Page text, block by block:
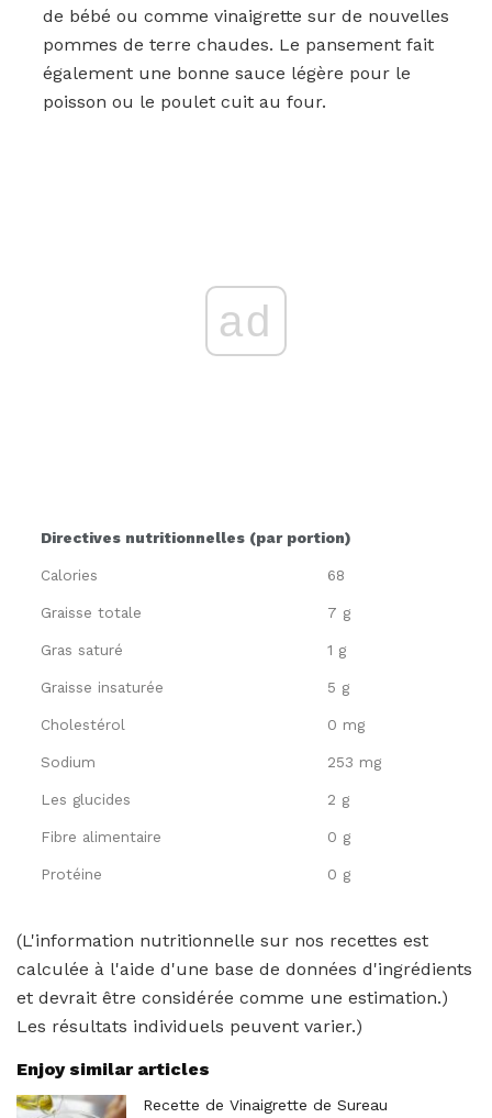
de bébé ou comme vinaigrette sur de nouvelles
pommes de terre chaudes. Le pansement fait
également une bonne sauce légère pour le
poisson ou le poulet cuit au four.
ad
Directives nutritionnelles (par portion)
Calories 68
Graisse totale 7 g
Gras saturé 1 g
Graisse insaturée 5 g
Cholestérol 0 mg
Sodium 253 mg
Les glucides 2 g
Fibre alimentaire 0 g
Protéine 0 g
(L'information nutritionnelle sur nos recettes est
calculée à l'aide d'une base de données d'ingrédients
et devrait être considérée comme une estimation.)
Les résultats individuels peuvent varier.)
Enjoy similar articles
Recette de Vinaigrette de Sureau